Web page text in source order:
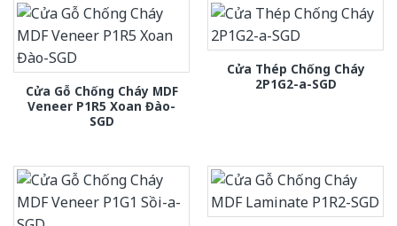
Cửa Gỗ Chống Cháy MDF
Veneer P1R5 Xoan Đào-
SGD
Cửa Thép Chống Cháy
2P1G2-a-SGD